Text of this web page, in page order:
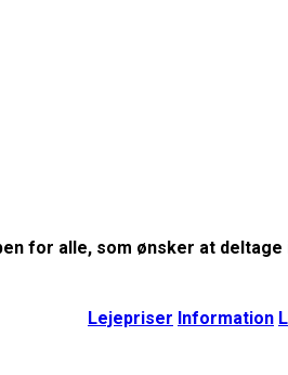
for alle, som ønsker at
Lejepriser Information